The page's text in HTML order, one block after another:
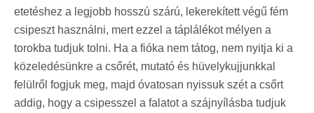
etetéshez a legjobb hosszú szárú, lekerekített végű fém
csipeszt használni, mert ezzel a táplálékot mélyen a
torokba tudjuk tolni. Ha a fióka nem tátog, nem nyitja ki a
közeledésünkre a csőrét, mutató és hüvelykujjunkkal
felülről fogjuk meg, majd óvatosan nyissuk szét a csőrt
addig, hogy a csipesszel a falatot a szájnyílásba tudjuk